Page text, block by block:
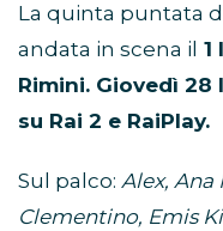
La quinta puntata
andata in scena il 1
Rimini. Giovedì
su Rai 2 e RaiPlay.
Sul palco: Alex, Ana
Clementino, Emis